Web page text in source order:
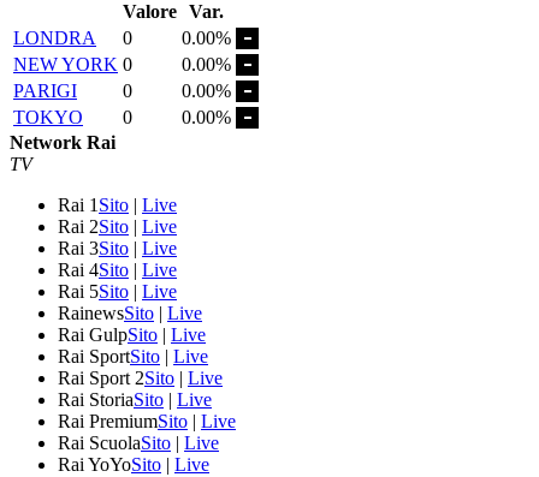
Valore Var.
LONDRA
0
0.00%
NEW YORK 0
0.00%
PARIGI
0
0.00%
TOKYO
0
0.00%
Network Rai
TV
Rai 1 Sito | Live
Rai 2Sito | Live
Rai 3Sito | Live
Rai 4Sito | Live
Rai 5Sito | Live
RainewsSito | Live
Rai GulpSito | Live
Rai SportSito | Live
Rai Sport 2Sito | Live
Rai StoriaSito | Live
Rai PremiumSito | Live
Rai ScuolaSito | Live
Rai YoYoSito | Live